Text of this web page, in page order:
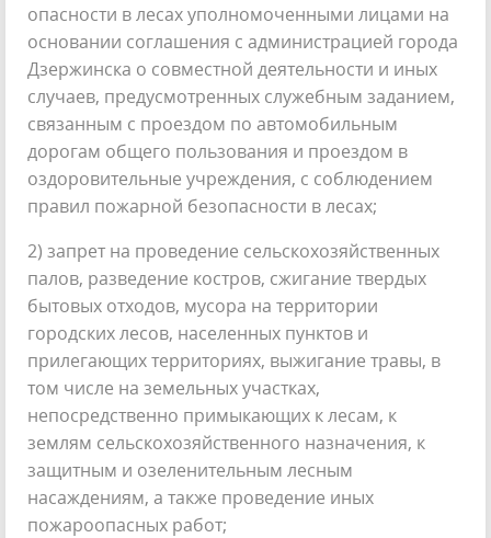
опасности в лесах уполномоченными лицами на
основании соглашения с администрацией города
Дзержинска о совместной деятельности и иных
случаев, предусмотренных служебным заданием,
связанным с проездом по автомобильным
дорогам общего пользования и проездом в
оздоровительные учреждения, с соблюдением
правил пожарной безопасности в лесах;
2) запрет на проведение сельскохозяйственных
палов, разведение костров, сжигание твердых
бытовых отходов, мусора на территории
городских лесов, населенных пунктов и
прилегающих территориях, выжигание травы, в
том числе на земельных участках,
непосредственно примыкающих к лесам, к
землям сельскохозяйственного назначения, к
защитным и озеленительным лесным
насаждениям, а также проведение иных
пожароопасных работ;